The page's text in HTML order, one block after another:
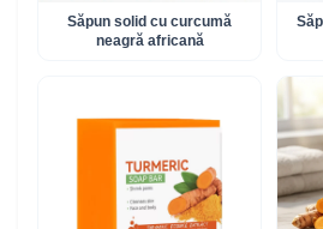
Săpun solid cu curcumă
neagră africană​